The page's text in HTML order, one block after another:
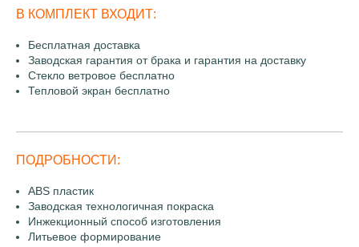
В КОМПЛЕКТ ВХОДИТ:
Бесплатная доставка
Заводская гарантия от брака и гарантия на доставку
Стекло ветровое бесплатно
Тепловой экран бесплатно
ПОДРОБНОСТИ:
ABS пластик
Заводская технологичная покраска
Инжекционный способ изготовления
Литьевое формирование